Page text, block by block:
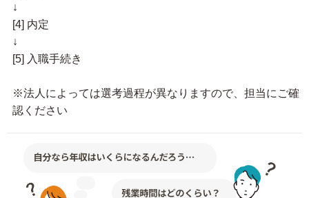
↓
[4] 内定
↓
[5] 入職手続き
※法人によっては選考過程が異なりますので、担当にご確
認ください